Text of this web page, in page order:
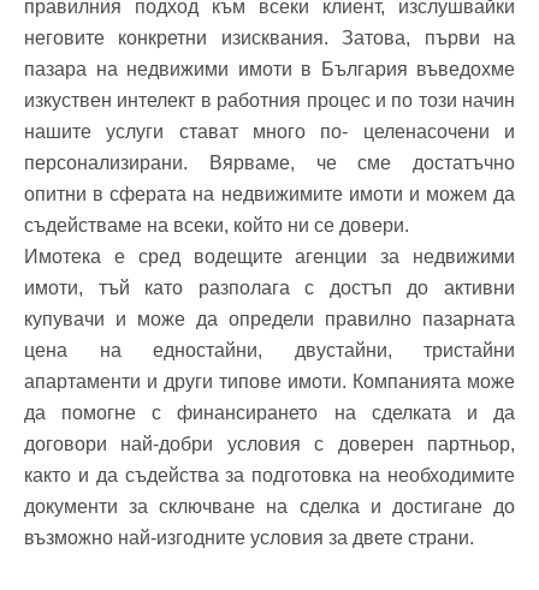
правилния подход към всеки клиент, изслушвайки
неговите конкретни изисквания. Затова, първи на
пазара на недвижими имоти в България въведохме
изкуствен интелект в работния процес и по този начин
нашите услуги стават много по- целенасочени и
персонализирани. Вярваме, че сме достатъчно
опитни в сферата на недвижимите имоти и можем да
съдействаме на всеки, който ни се довери.
Имотека е сред водещите агенции за недвижими
имоти, тъй като разполага с достъп до активни
купувачи и може да определи правилно пазарната
цена на едностайни, двустайни, тристайни
апартаменти и други типове имоти. Компанията може
да помогне с финансирането на сделката и да
договори най-добри условия с доверен партньор,
както и да съдейства за подготовка на необходимите
документи за сключване на сделка и достигане до
възможно най-изгодните условия за двете страни.